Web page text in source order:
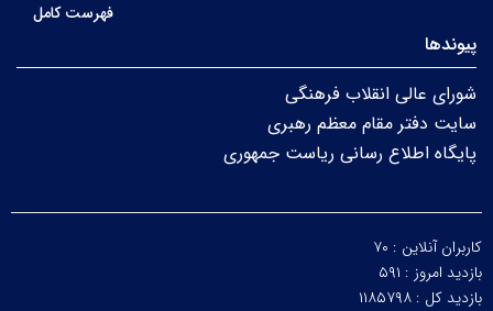
فهرست کامل
پیوندها
شورای عالی انقلاب فرهنگی
سایت دفتر مقام معظم رهبری
پایگاه اطلاع رسانی ریاست جمهوری
کاربران آنلاین : ۷۰
بازدید امروز : ۵۹۱
بازدید کل : ۱۱۸۵۷۹۸